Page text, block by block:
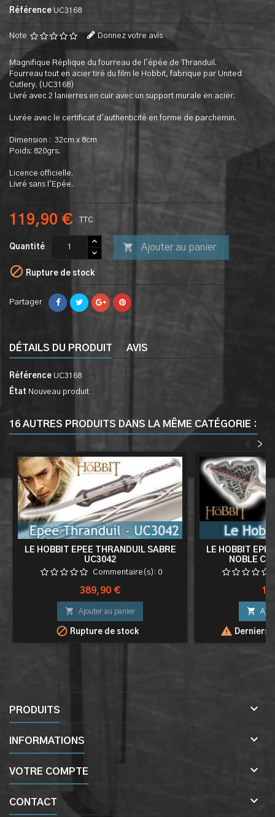
Référence UC3168
Note Donnez votre avis
Magnifique Réplique du fourreau de l'épée de Thranduil.
Fourreau tout en acier tiré du film le Hobbit, fabrique par United
Cutlery. (UC3168)
Livré avec 2 lanierres en cuir avec un support murale en acier.
Livrée avec le certificat d'authenticité en forme de parchemin.
Dimension : 32cm x 8cm
Poids: 820grs.
Licence officielle.
Livré sans l'Epée.
119,90 € TTC
Quantité  Ajouter au panier
 Rupture de stock
Partager
DÉTAILS DU PRODUIT AVIS
Référence UC3168
État Nouveau produit
16 AUTRES PRODUITS DANS LA MÊME CATÉGORIE :
>
<
LE HOBBIT EPEE THRANDUIL SABRE
UC3042
Commentaire(s): 0
Prix
389,90 €
 Ajouter au panier
 Rupture de stock
LE HOBBIT
NOBLE

 Derniers
PRODUITS 
INFORMATIONS 
VOTRE COMPTE 
CONTACT 